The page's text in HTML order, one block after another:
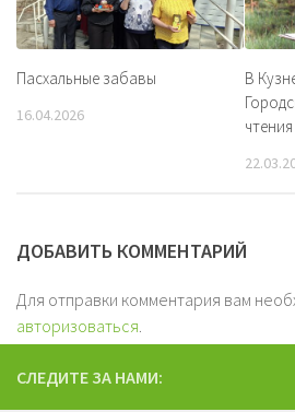
Пасхальные забавы
16.04.2026
В
чтения
ДОБАВИТЬ КОММЕНТАРИЙ
Для отправки комментария вам
авторизоваться
СЛЕДИТЕ ЗА НАМИ: